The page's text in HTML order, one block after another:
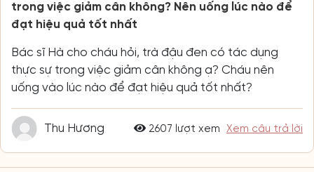
trong việc giảm cân không? Nên uống lúc nào để
đạt hiệu quả tốt nhất
Bác sĩ Hà cho cháu hỏi, trà đậu đen có tác dụng
thực sự trong việc giảm cân không ạ? Cháu nên
uống vào lúc nào để đạt hiệu quả tốt nhất?
Thu Hương 2607 lượt xem Xem câu trả lời